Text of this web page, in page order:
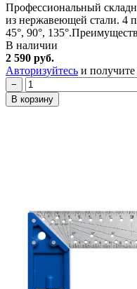
Профессиональный
из нержавеющей стали. 4
45°, 90°,
В наличии
2 590 руб.
Авторизуйтесь и
−
В корзину